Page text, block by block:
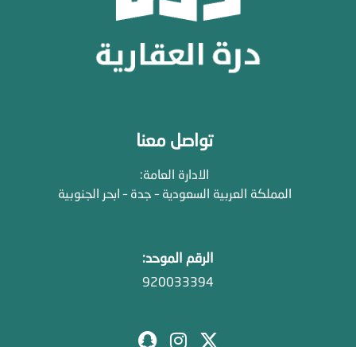
تواصل معنا
الادارة العامة:
المملكة العربية السعودية – جدة – ابحر الجنوبية
الرقم الموحد:
920033394